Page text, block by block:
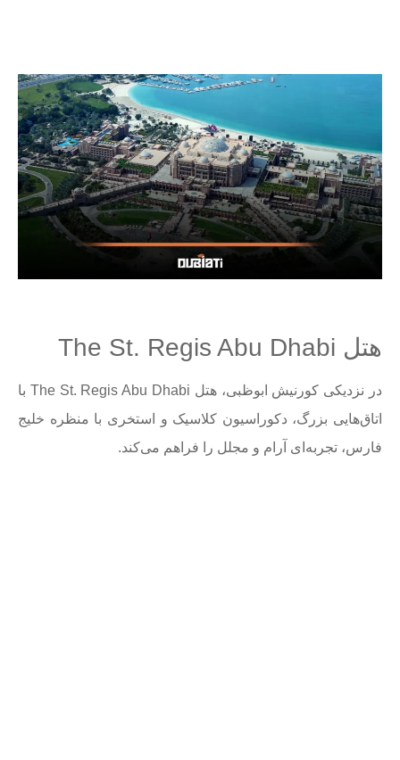
هتل The St. Regis Abu Dhabi
در نزدیکی کورنیش ابوظبی، هتل The St. Regis Abu Dhabi با
اتاق‌هایی بزرگ، دکوراسیون کلاسیک و استخری با منظره خلیج
فارس، تجربه‌ای آرام و مجلل را فراهم می‌کند.